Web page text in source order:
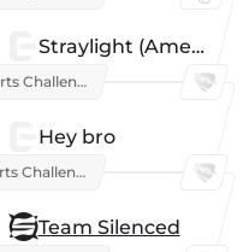
Straylight (American team)
Bell Esports Challenge 2026
Hey bro
Bell Esports Challenge 2026
Team Silenced